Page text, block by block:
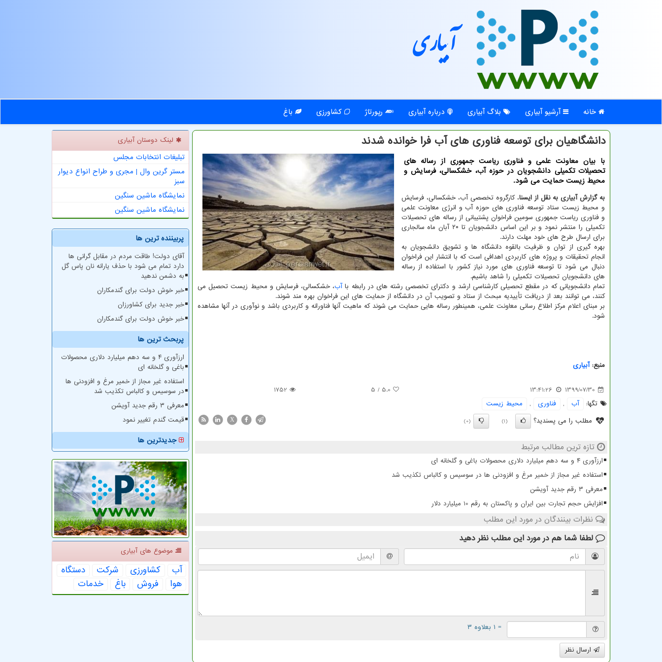
آبیاری
خانه آرشیو آبیاری بلاگ آبیاری درباره آبیاری رپورتاژ کشاورزی باغ
دانشگاهیان برای توسعه فناوری های آب فرا خوانده شدند
با بیان معاونت علمی و فناوری ریاست جمهوری از رساله های
تحصیلات تكمیلی دانشجویان در حوزه آب، خشكسالی، فرسایش و
محیط زیست حمایت می شود.
به گزارش آبیاری به نقل از ایسنا، کارگروه تخصصی آب، خشکسالی، فرسایش
و محیط زیست ستاد توسعه فناوری های حوزه آب و انرژی معاونت علمی
و فناوری ریاست جمهوری سومین فراخوان پشتیبانی از رساله های تحصیلات
تکمیلی را منتشر نمود و بر این اساس دانشجویان تا ۲۰ آبان ماه سالجاری
برای ارسال طرح های خود مهلت دارند.
بهره گیری از توان و ظرفیت بالقوه دانشگاه ها و تشویق دانشجویان به
انجام تحقیقات و پروژه های کاربردی اهدافی است که با انتشار این فراخوان
دنبال می شود تا توسعه فناوری های مورد نیاز کشور با استفاده از رساله
های دانشجویان تحصیلات تکمیلی را شاهد باشیم.
تمام دانشجویانی که در مقطع تحصیلی کارشناسی ارشد و دکترای تخصصی رشته های در رابطه باآب، خشکسالی، فرسایش و محیط زیست تحصیل می
کنند، می توانند بعد از دریافت تأییدیه مبحث از ستاد و تصویب آن در دانشگاه از حمایت های این فراخوان بهره مند شوند.
بر مبنای اعلام مرکز اطلاع رسانی معاونت علمی، همینطور رساله هایی حمایت می شوند که ماهیت آنها فناورانه و کاربردی باشد و نوآوری در آنها مشاهده
شود.
منبع:آبیاری
1399/07/30
13:41:26
5.0
/ 5
1752
تگها:
آب , فناوری ,
محیط زیست
مطلب را می پسندید؟
(1)
(0)
X
تازه ترین مطالب مرتبط
ارزآوری ۴ و سه دهم میلیارد دلاری محصولات باغی و گلخانه ای
استفاده غیر مجاز از خمیر مرغ و افزودنی ها در سوسیس و کالباس تکذیب شد
معرفی ۳ رقم جدید آویشن
افزایش حجم تجارت بین ایران و پاکستان به رقم 10 میلیارد دلار
نظرات بینندگان در مورد این مطلب
لطفا شما هم در مورد این مطلب نظر دهید
= ۱ بعلاوه ۳
ارسال نظر
لینک دوستان آبیاری
تبلیغات انتخابات مجلس
مستر گرین وال | مجری و طراح انواع دیوار
سبز
نمایشگاه ماشین سنگین
نمایشگاه ماشین سنگین
پربیننده ترین ها
آقای دولت! طاقت مردم در مقابل گرانی ها
دارد تمام می شود با حذف یارانه نان پاس گل
به دشمن ندهید
خبر خوش دولت برای گندمکاران
خبر جدید برای کشاورزان
خبر خوش دولت برای گندمکاران
پربحث ترین ها
ارزآوری ۴ و سه دهم میلیارد دلاری محصولات
باغی و گلخانه ای
استفاده غیر مجاز از خمیر مرغ و افزودنی ها
در سوسیس و کالباس تکذیب شد
معرفی ۳ رقم جدید آویشن
قیمت گندم تغییر نمود
جدیدترین ها
موضوع های آبیاری
آب كشاورزی شركت
دستگاه
هوا
فروش باغ خدمات